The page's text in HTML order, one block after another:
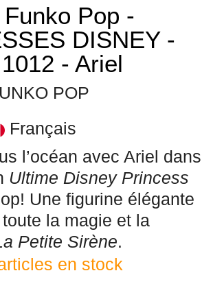
Pop -
DISNEY -
- Ariel
POP
Français
l’océan avec Ariel dans
Ultime Disney Princess
Une figurine élégante
la magie et la
Petite Sirène.
en stock